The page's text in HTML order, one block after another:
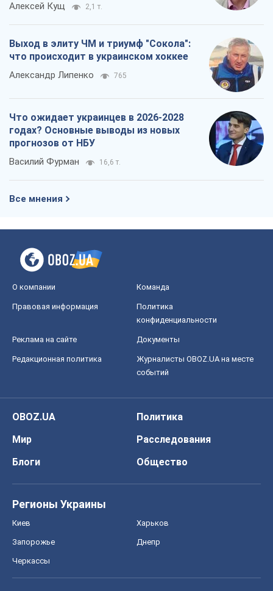
Алексей Кущ 2,1 т.
Выход в элиту ЧМ и триумф "Сокола":
что происходит в украинском хоккее
Александр Липенко 765
Что ожидает украинцев в 2026-2028
годах? Основные выводы из новых
прогнозов от НБУ
Василий Фурман 16,6 т.
Все мнения
О компании Команда
Правовая информация
Политика
конфиденциальности
Реклама на сайте Документы
Редакционная политика
Журналисты OBOZ.UA на месте
событий
OBOZ.UA
Политика
Мир
Расследования
Блоги
Общество
Регионы Украины
Киев Харьков
Запорожье Днепр
Черкассы